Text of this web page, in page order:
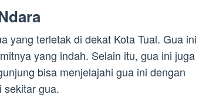
yang terletak di dekat Kota Tual. Gua ini
yang indah. Selain itu, gua ini juga
bisa menjelajahi gua ini dengan
sekitar gua.